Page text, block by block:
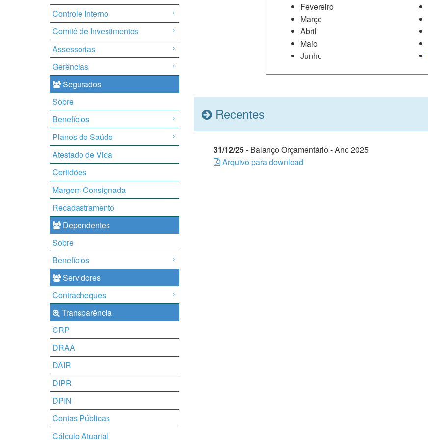
Controle Interno
Comitê de Investimentos
Assessorias
Gerências
Segurados
Sobre
Benefícios
Planos de Saúde
Atestado de Vida
Certidões
Margem Consignada
Recadastramento
Dependentes
Sobre
Benefícios
Servidores
Contracheques
Transparência
CRP
DRAA
DAIR
DIPR
DPIN
Contas Públicas
Cálculo Atuarial
Fevereiro
Março
Abril
Maio
Junho
Recentes
31/12/25- Balanço Orçamentário - Ano 2025
Arquivo para download